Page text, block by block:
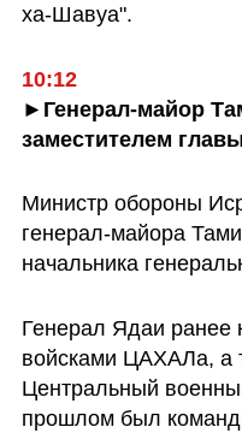
ха-Шавуа".
10:12
►Генерал-майор
заместителем
Министр обороны
генерал-майора
начальника
Генерал Ядаи ранее
войсками ЦАХАЛа, а
Центральный
прошлом был